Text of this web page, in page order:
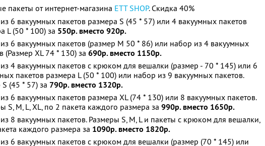
пакеты от интернет-магазина ETT SHOP. Скидка 40%
6 вакуумных пакетов размера S (45 * 57) или 4 вакуумных пакетов
L (50 * 100) за 550р. вместо 920р.
6 вакуумных пакетов (размер M 50 * 86) или набор из 4 вакуумных
(Размер XL 74 * 130) за 690р. вместо 1150р.
4 вакуумных пакетов с крюком для вешалки (размер - 70 * 145) или 6
пакетов размера L (50 * 100) или набор из 9 вакуумных пакетов.
(45 * 57) за 790р. вместо 1320р.
6 вакуумных пакетов размера XL (74 * 130) или 8 вакуумных пакетов.
S, M, L, XL, по 2 пакета каждого размера за 990р. вместо 1650р.
8 вакуумных пакетов. Размеры S, M, L и пакеты с крюком для вешалки,
каждого размера за 1090р. вместо 1820р.
6 вакуумных пакетов с крюком для вешалки (размер (70 * 145) или